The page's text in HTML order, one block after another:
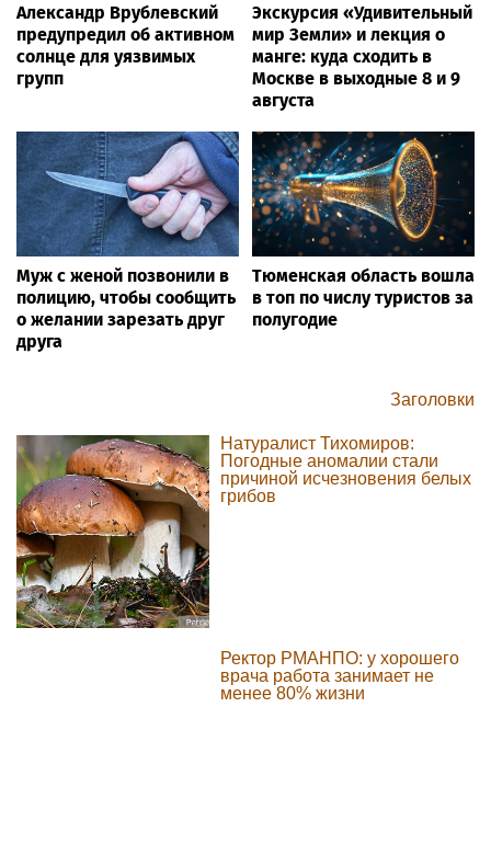
Александр Врублевский
предупредил об активном
солнце для уязвимых
групп
Экскурсия «Удивительный
мир Земли» и лекция о
манге: куда сходить в
Москве в выходные 8 и 9
августа
Муж с женой позвонили в
полицию, чтобы сообщить
о желании зарезать друг
друга
Тюменская область вошла
в топ по числу туристов за
полугодие
Заголовки
Натуралист Тихомиров:
Погодные аномалии стали
причиной исчезновения белых
грибов
Ректор РМАНПО: у хорошего
врача работа занимает не
менее 80% жизни